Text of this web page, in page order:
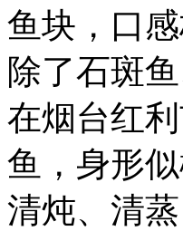
鱼块，口
除了石斑
在烟台红
鱼，身形
清炖、清